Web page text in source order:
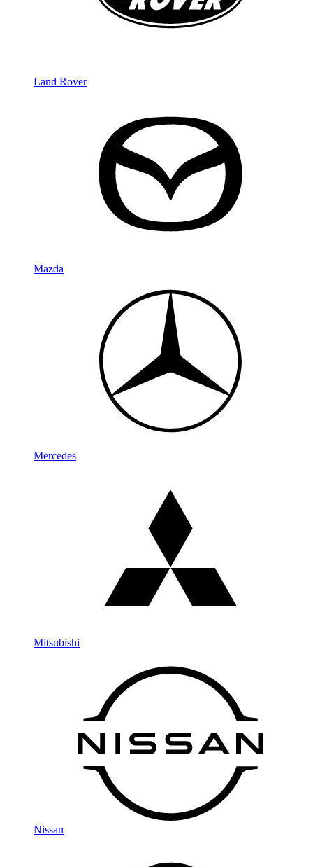
Land Rover
Mazda
Mercedes
Mitsubishi
Nissan